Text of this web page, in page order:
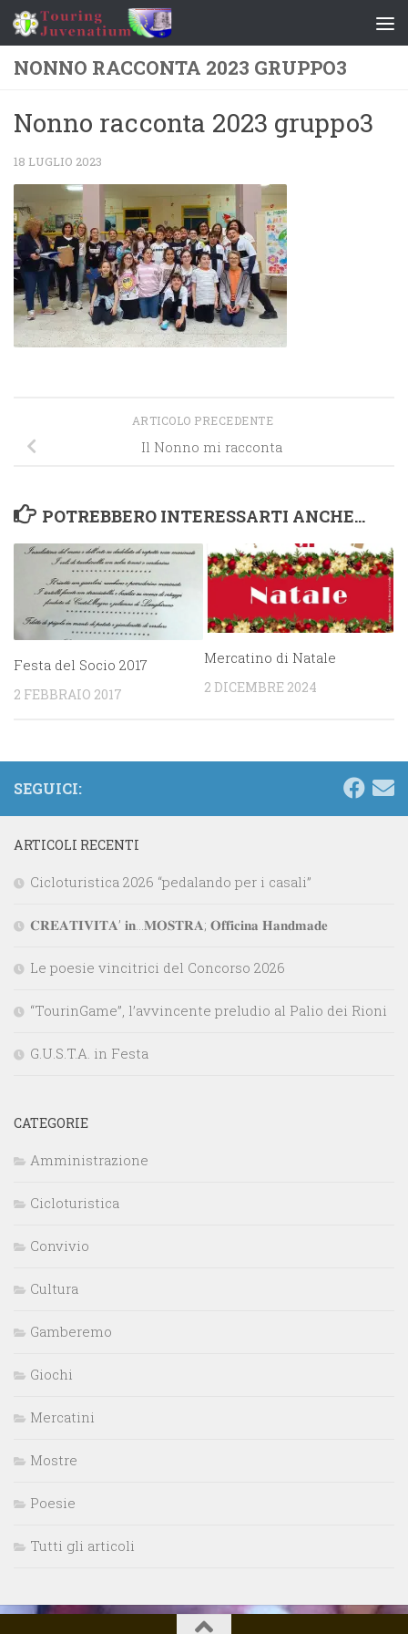
Salta al contenuto
NONNO RACCONTA 2023 GRUPPO3
Nonno racconta 2023 gruppo3
18 LUGLIO 2023
ARTICOLO PRECEDENTE
Il Nonno mi racconta
POTREBBERO INTERESSARTI ANCHE...
Festa del Socio 2017
2 FEBBRAIO 2017
Mercatino di Natale
2 DICEMBRE 2024
SEGUICI:
ARTICOLI RECENTI
Cicloturistica 2026 “pedalando per i casali”
𝐂𝐑𝐄𝐀𝐓𝐈𝐕𝐈𝐓𝐀’ 𝐢𝐧…𝐌𝐎𝐒𝐓𝐑𝐀; 𝐎𝐟𝐟𝐢𝐜𝐢𝐧𝐚 𝐇𝐚𝐧𝐝𝐦𝐚𝐝𝐞
Le poesie vincitrici del Concorso 2026
“TourinGame”, l’avvincente preludio al Palio dei Rioni
G.U.S.T.A. in Festa
CATEGORIE
Amministrazione
Cicloturistica
Convivio
Cultura
Gamberemo
Giochi
Mercatini
Mostre
Poesie
Tutti gli articoli